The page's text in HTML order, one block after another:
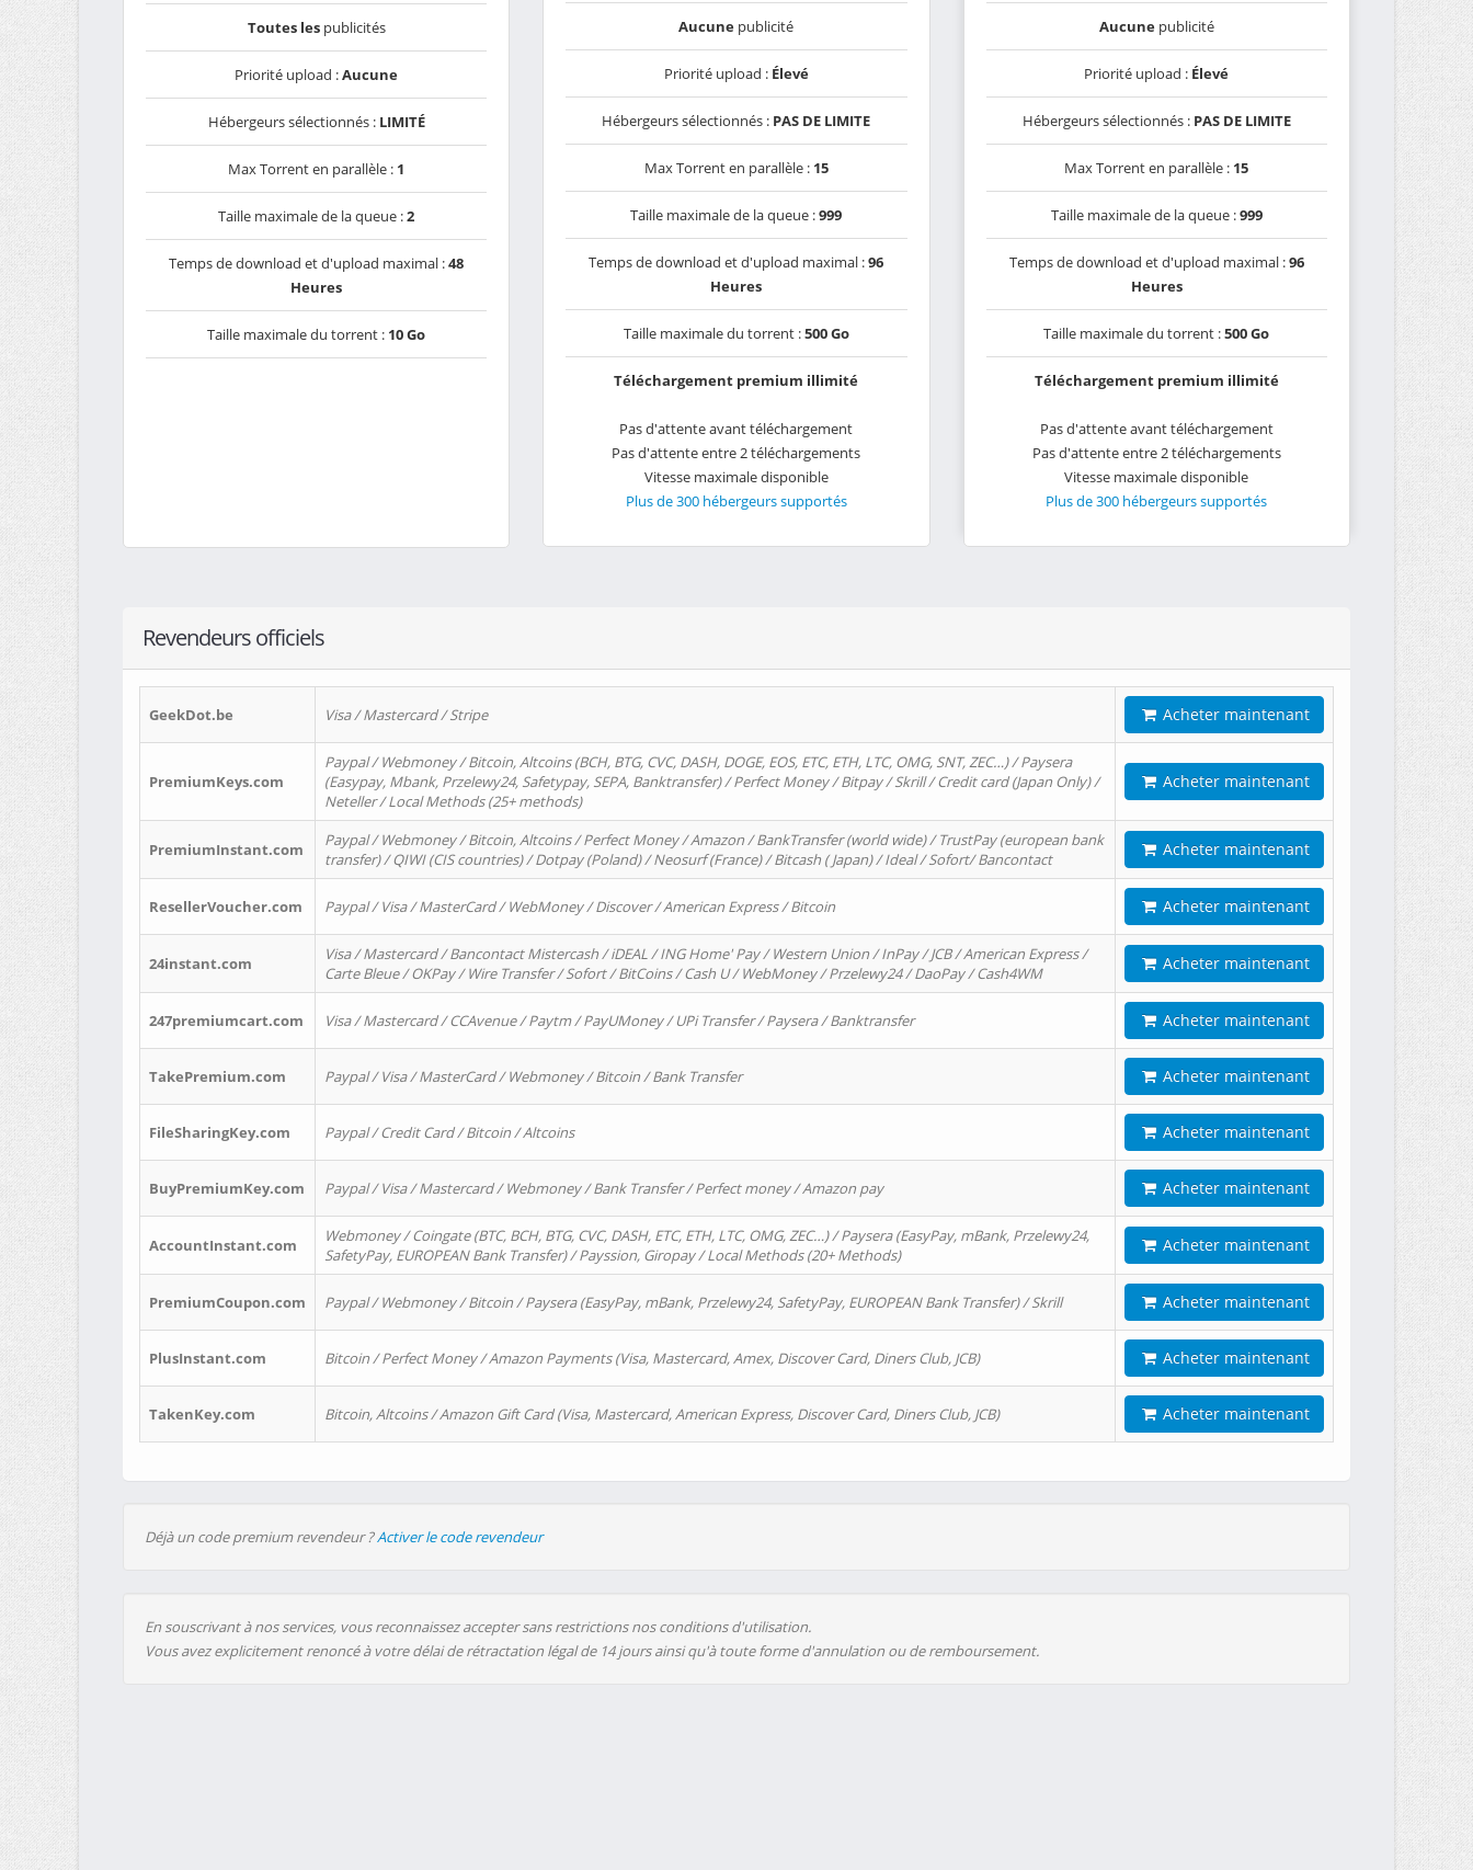
Toutes lespublicités
Priorité upload :Aucune
Hébergeurs sélectionnés : LIMITÉ
Max Torrent en parallèle : 1
Taille maximale de la queue :2
Temps de download et d'upload maximal :48
Heures
Taille maximale du torrent : 10 Go
Aucune publicité
Priorité upload : Élevé
Hébergeurs sélectionnés : PAS DE LIMITE
Max Torrent en parallèle : 15
Taille maximale de la queue :999
Temps de download et d'upload maximal :96
Heures
Taille maximale du torrent :500 Go
Téléchargement premium illimité
Pas d'attente avant téléchargement
Pas d'attente entre 2 téléchargements
Vitesse maximale disponible
Plus de 300 hébergeurs supportés
Aucunepublicité
Priorité upload : Élevé
Hébergeurs sélectionnés : PAS DE LIMITE
Max Torrent en parallèle : 15
Taille maximale de la queue :999
Temps de download et d'upload maximal :96
Heures
Taille maximale du torrent :500 Go
Téléchargement premium illimité
Pas d'attente avant téléchargement
Pas d'attente entre 2 téléchargements
Vitesse maximale disponible
Plus de 300 hébergeurs supportés
Revendeurs officiels
GeekDot.be Visa / Mastercard / Stripe Acheter maintenant
PremiumKeys.com
Paypal / Webmoney / Bitcoin, Altcoins (BCH, BTG, CVC, DASH, DOGE, EOS, ETC, ETH, LTC, OMG, SNT, ZEC…) / Paysera
(Easypay, Mbank, Przelewy24, Safetypay, SEPA, Banktransfer) / Perfect Money / Bitpay / Skrill / Credit card (Japan Only) /
Neteller / Local Methods (25+ methods)
Acheter maintenant
PremiumInstant.com
Paypal / Webmoney / Bitcoin, Altcoins / Perfect Money / Amazon / BankTransfer (world wide) / TrustPay (european bank
transfer) / QIWI (CIS countries) / Dotpay (Poland) / Neosurf (France) / Bitcash ( Japan) / Ideal / Sofort/ Bancontact
Acheter maintenant
ResellerVoucher.com Paypal / Visa / MasterCard / WebMoney / Discover / American Express / Bitcoin Acheter maintenant
24instant.com
Visa / Mastercard / Bancontact Mistercash / iDEAL / ING Home' Pay / Western Union / InPay / JCB / American Express /
Carte Bleue / OKPay / Wire Transfer / Sofort / BitCoins / Cash U / WebMoney / Przelewy24 / DaoPay / Cash4WM
Acheter maintenant
247premiumcart.com Visa / Mastercard / CCAvenue / Paytm / PayUMoney / UPi Transfer / Paysera / Banktransfer Acheter maintenant
TakePremium.com Paypal / Visa / MasterCard / Webmoney / Bitcoin / Bank Transfer Acheter maintenant
FileSharingKey.com Paypal / Credit Card / Bitcoin / Altcoins Acheter maintenant
BuyPremiumKey.com Paypal / Visa / Mastercard / Webmoney / Bank Transfer / Perfect money / Amazon pay Acheter maintenant
AccountInstant.com
Webmoney / Coingate (BTC, BCH, BTG, CVC, DASH, ETC, ETH, LTC, OMG, ZEC…) / Paysera (EasyPay, mBank, Przelewy24,
SafetyPay, EUROPEAN Bank Transfer) / Payssion, Giropay / Local Methods (20+ Methods)
Acheter maintenant
PremiumCoupon.com Paypal / Webmoney / Bitcoin / Paysera (EasyPay, mBank, Przelewy24, SafetyPay, EUROPEAN Bank Transfer) / Skrill Acheter maintenant
PlusInstant.com Bitcoin / Perfect Money / Amazon Payments (Visa, Mastercard, Amex, Discover Card, Diners Club, JCB) Acheter maintenant
TakenKey.com Bitcoin, Altcoins / Amazon Gift Card (Visa, Mastercard, American Express, Discover Card, Diners Club, JCB) Acheter maintenant
Déjà un code premium revendeur ?Activer le code revendeur
En souscrivant à nos services, vous reconnaissez accepter sans restrictions nos conditions d'utilisation.
Vous avez explicitement renoncé à votre délai de rétractation légal de 14 jours ainsi qu'à toute forme d'annulation ou de remboursement.